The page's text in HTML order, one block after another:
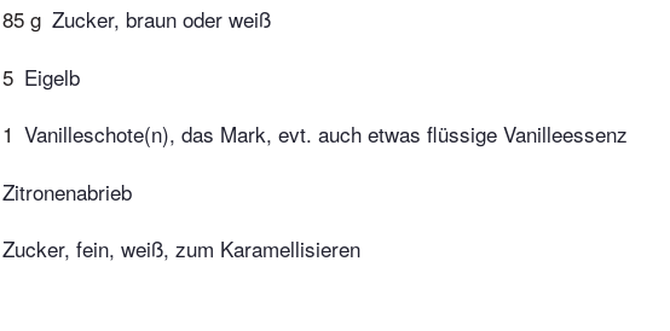
85 g Zucker, braun oder weiß
5 Eigelb
1 Vanilleschote(n), das Mark, evt. auch etwas flüssige Vanilleessenz
Zitronenabrieb
Zucker, fein, weiß, zum Karamellisieren